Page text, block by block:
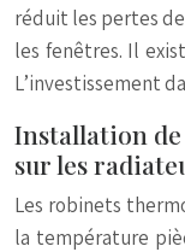
réduit les pertes
les fenêtres. Il
L’investissement
Installation
sur les
Les robinets
la température